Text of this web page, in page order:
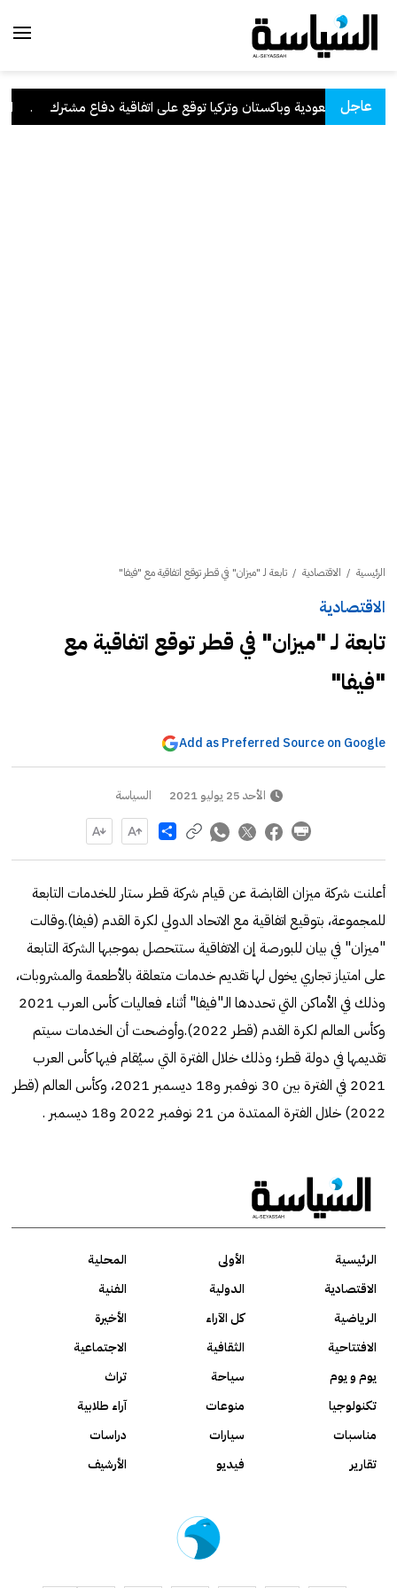
عاجلالسعودية وباكستان وتركيا توقع على اتفاقية دفاع مشترك
الرئيسية / الاقتصادية / تابعة لـ "ميزان" في قطر توقع اتفاقية مع "فيفا"
الاقتصادية
تابعة لـ "ميزان" في قطر توقع اتفاقية مع
"فيفا"
Add as Preferred Source on Google
الأحد 25 يوليو 2021 السياسة
Share
أعلنت شركة ميزان القابضة عن قيام شركة قطر ستار للخدمات التابعة
للمجموعة، بتوقيع اتفاقية مع الاتحاد الدولي لكرة القدم (فيفا).وقالت
"ميزان" في بيان للبورصة إن الاتفاقية ستتحصل بموجبها الشركة التابعة
على امتياز تجاري يخول لها تقديم خدمات متعلقة بالأطعمة والمشروبات،
وذلك في الأماكن التي تحددها الـ"فيفا" أثناء فعاليات كأس العرب 2021
وكأس العالم لكرة القدم (قطر 2022).وأوضحت أن الخدمات سيتم
تقديمها في دولة قطر؛ وذلك خلال الفترة التي سيُقام فيها كأس العرب
2021 في الفترة بين 30 نوفمبر و18 ديسمبر 2021، وكأس العالم (قطر
2022) خلال الفترة الممتدة من 21 نوفمبر 2022 و18 ديسمبر .
الرئيسية الأولى
المحلية
الاقتصادية
الدولية
الفنية
الرياضية
كل الآراء
الأخيرة
الافتتاحية
الثقافية
الاجتماعية
يوم و يوم
سياحة
تراث
تكنولوجيا
منوعات
آراء طلابية
مناسبات
سيارات
دراسات
تقارير
فيديو الأرشيف